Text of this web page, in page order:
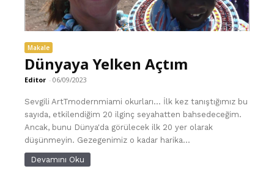
Makale
Dünyaya Yelken Açtım
Editor - 06/09/2023
Sevgili ArtTmodernmiami okurları… İlk kez tanıştığımız bu
sayıda, etkilendiğim 20 ilginç seyahatten bahsedeceğim.
Ancak, bunu Dünya'da görülecek ilk 20 yer olarak
düşünmeyin. Gezegenimiz o kadar harika...
Devamını Oku